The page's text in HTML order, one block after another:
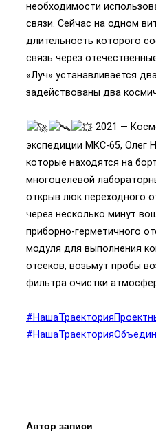
необходимости
связи. Сейчас на одном
длительность которого
связь через
«Луч» устанавливается
задействованы два
2021 —
экспедиции МКС-65, Олег
которые находятся на
многоцелевой
открыв люк переходного
через несколько минут
приборно-герметичного
модуля для выполнения
отсеков, возьмут пробы
фильтра очистки
Автор записи